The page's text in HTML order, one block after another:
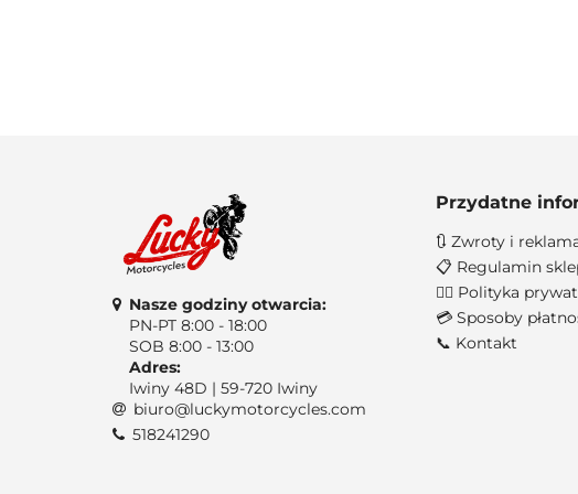
Nasze godziny otwarcia:
PN-PT 8:00 - 18:00
SOB 8:00 - 13:00
Adres:
Iwiny 48D | 59-720 Iwiny
biuro@luckymotorcycles.com
518241290
Przydatne
🔃 Zwroty i
📋 Regulamin
🐱‍👤 Polityka
💳 Sposoby
📞 Kontakt